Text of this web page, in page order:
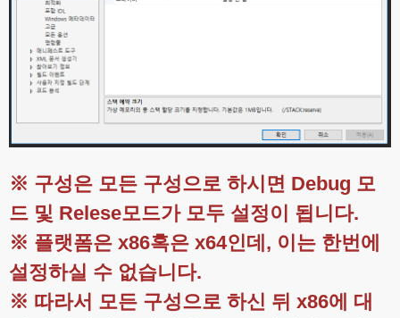
※ 구성은 모든 구성으로 하시면 Debug 모
드 및 Relese모드가 모두 설정이 됩니다.
※ 플랫폼은 x86혹은 x64인데, 이는 한번에
설정하실 수 없습니다.
※ 따라서 모든 구성으로 하신 뒤 x86에 대